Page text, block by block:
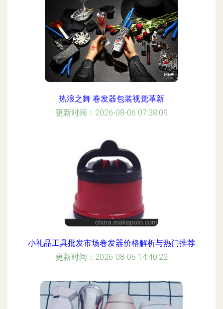
热浪之舞 卷发器包装视觉革新
更新时间：2026-08-06 07:38:09
小礼品工具批发市场卷发器价格解析与热门推荐
更新时间：2026-08-06 14:40:22